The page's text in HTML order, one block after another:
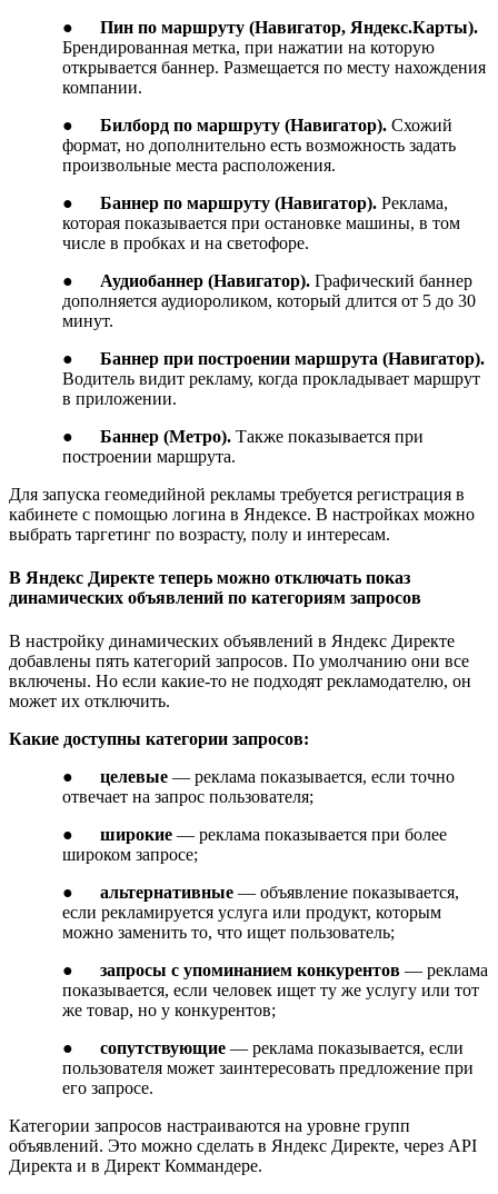
● Пин по маршруту (Навигатор, Яндекс.Карты).
Брендированная метка, при нажатии на которую
открывается баннер. Размещается по месту нахождения
компании.
● Билборд по маршруту (Навигатор). Схожий
формат, но дополнительно есть возможность задать
произвольные места расположения.
● Баннер по маршруту (Навигатор). Реклама,
которая показывается при остановке машины, в том
числе в пробках и на светофоре.
● Аудиобаннер (Навигатор). Графический баннер
дополняется аудиороликом, который длится от 5 до 30
минут.
● Баннер при построении маршрута (Навигатор).
Водитель видит рекламу, когда прокладывает маршрут
в приложении.
● Баннер (Метро). Также показывается при
построении маршрута.
Для запуска геомедийной рекламы требуется регистрация в
кабинете с помощью логина в Яндексе. В настройках можно
выбрать таргетинг по возрасту, полу и интересам.
В Яндекс Директе теперь можно отключать показ
динамических объявлений по категориям запросов
В настройку динамических объявлений в Яндекс Директе
добавлены пять категорий запросов. По умолчанию они все
включены. Но если какие-то не подходят рекламодателю, он
может их отключить.
Какие доступны категории запросов:
● целевые — реклама показывается, если точно
отвечает на запрос пользователя;
● широкие — реклама показывается при более
широком запросе;
● альтернативные — объявление показывается,
если рекламируется услуга или продукт, которым
можно заменить то, что ищет пользователь;
● запросы с упоминанием конкурентов — реклама
показывается, если человек ищет ту же услугу или тот
же товар, но у конкурентов;
● сопутствующие — реклама показывается, если
пользователя может заинтересовать предложение при
его запросе.
Категории запросов настраиваются на уровне групп
объявлений. Это можно сделать в Яндекс Директе, через API
Директа и в Директ Коммандере.